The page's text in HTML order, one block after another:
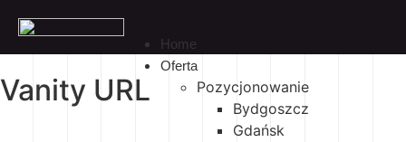
Home
Oferta
Pozycjonowanie
Bydgoszcz
Gdańsk
Vanity URL